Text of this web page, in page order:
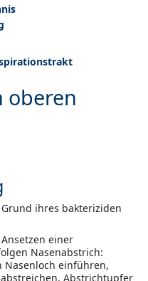
oberen
ihres bakteriziden
einer
Nasenabstrich:
Nasenloch einführen,
Abstrichtupfer